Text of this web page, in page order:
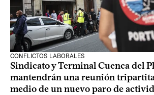
CONFLICTOS LABORALES
Sindicato y Terminal Cuenca del
mantendrán una reunión tripartita
medio de un nuevo paro de